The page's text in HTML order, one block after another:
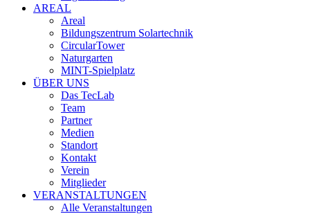
AREAL
Areal
Bildungszentrum Solartechnik
CircularTower
Naturgarten
MINT-Spielplatz
ÜBER UNS
Das TecLab
Team
Partner
Medien
Standort
Kontakt
Verein
Mitglieder
VERANSTALTUNGEN
Alle Veranstaltungen